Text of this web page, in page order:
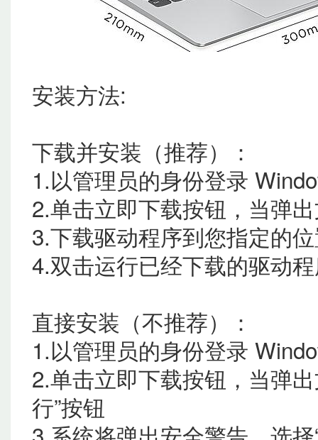
安装方法:
下载并安装（推荐）：
1.以管理员的身份登录
2.单击立即下载按钮，当弹
3.下载驱动程序到您指定的
4.双击运行已经下载的驱动
直接安装（不推荐）：
1.以管理员的身份登录
2.单击立即下载按钮，当弹
行”按钮